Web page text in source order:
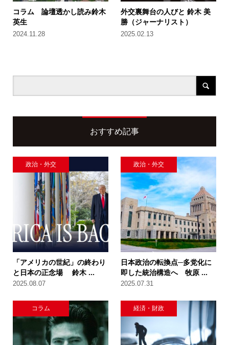
コラム 論壇透かし読み鈴木
英生
2024.11.28
外交裏舞台の人びと 鈴木 美
勝（ジャーナリスト）
2025.02.13
おすすめ記事
政治・外交
「アメリカの世紀」の終わり
と日本の正念場 鈴木 ...
2025.08.07
政治・外交
日本政治の転換点─多党化に
即した統治構造へ 牧原 ...
2025.07.31
コラム 経済・財政